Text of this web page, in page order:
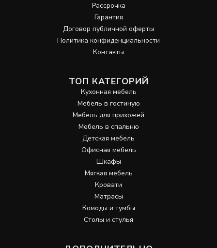
Рассрочка
Гарантия
Договор публичной оферты
Политика конфиденциальности
Контакты
ТОП КАТЕГОРИЙ
Кухонная мебель
Мебель в гостиную
Мебель для прихожей
Мебель в спальню
Детская мебель
Офисная мебель
Шкафы
Мягкая мебель
Кровати
Матрасы
Комоды и тумбы
Столы и стулья